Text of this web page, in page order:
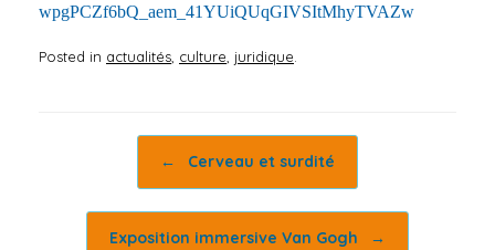
wpgPCZf6bQ_aem_41YUiQUqGIVSItMhyTVAZw
Posted in actualités culture juridique
← Cerveau et surdité
Exposition immersive Van Gogh →